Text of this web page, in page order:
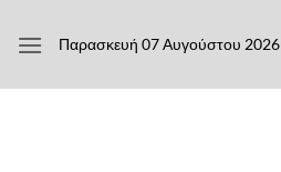
στο
Παρασκευή 07 Αυγούστου 2026